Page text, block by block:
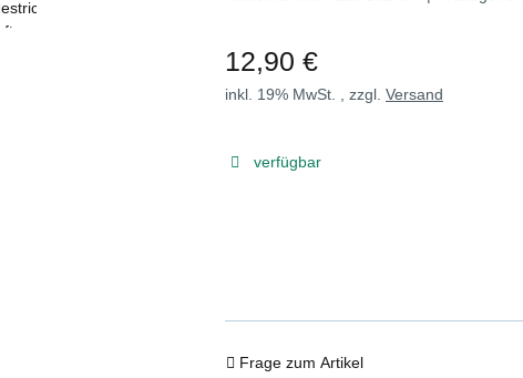
12,90 €
inkl. 19% MwSt. , zzgl. Versand
verfügbar
Frage zum Artikel